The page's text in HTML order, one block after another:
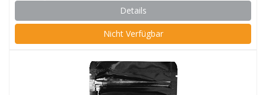
Details
Nicht Verfügbar